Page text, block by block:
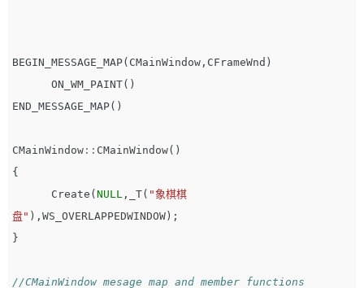
BEGIN_MESSAGE_MAP( CMainWindow , CFrameWnd )
ON_WM_PAINT()
END_MESSAGE_MAP()
CMainWindow :: CMainWindow()
{
Create ( NULL , _T( "象棋棋
盘" ), WS_OVERLAPPEDWINDOW );
}
//CMainWindow mesage map and member functions